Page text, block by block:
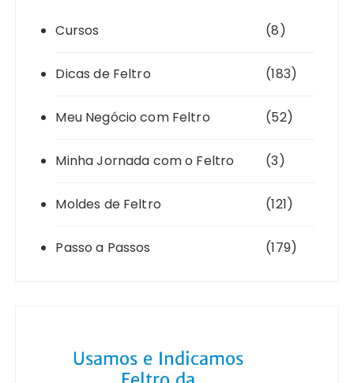
Cursos (8)
Dicas de Feltro (183)
Meu Negócio com Feltro (52)
Minha Jornada com o Feltro (3)
Moldes de Feltro (121)
Passo a Passos (179)